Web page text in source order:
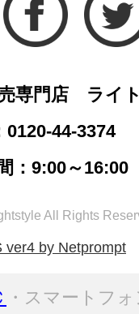
専門店 ライ
0120-44-3374
：9:00～16:00
All Rights
ver4 by Netprompt
・スマートフ